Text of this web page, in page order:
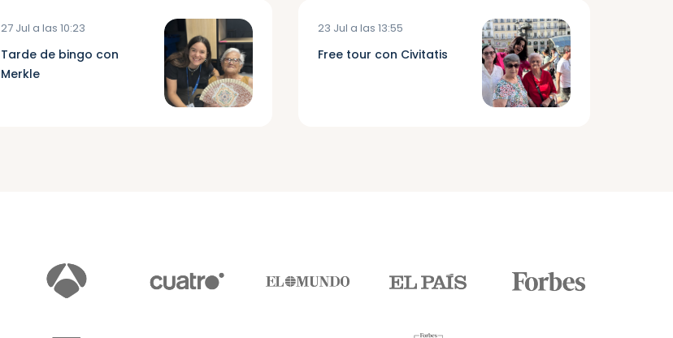
27 Jul a las 10:23
Tarde de bingo con
Merkle
23 Jul a las 13:55
Free tour con Civitatis